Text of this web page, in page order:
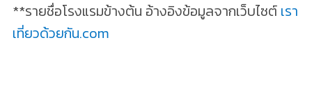
**รายชื่อโรงแรมข้างต้น อ้างอิงข้อมูลจากเว็บไซต์ เรา
เที่ยวด้วยกัน.com